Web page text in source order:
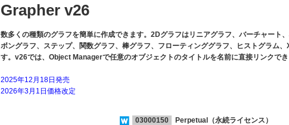
Grapher v26
数多くの種類のグラフを簡単に作成できます。2Dグラフはリニアグラフ、バーチャート
ボングラフ、ステップ、関数グラフ、棒グラフ、フローティンググラフ、ヒストグラム
す。v26では、Object Managerで任意のオブジェクトのタイトルを名前に直接リンクでき
2025年12月18日発売
2026年3月1日価格改定
03000150
Perpetual（永続ライセンス）